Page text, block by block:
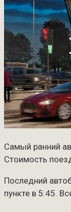
Самый ранний
Стоимость
Последний
пункте в 5:45.